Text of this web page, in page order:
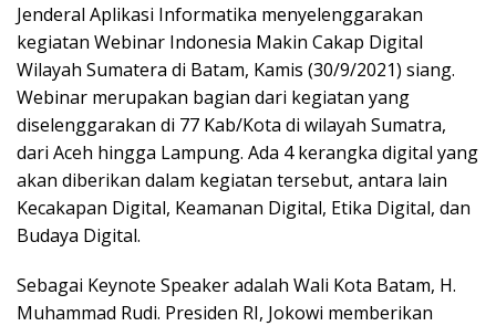
Jenderal Aplikasi Informatika menyelenggarakan
kegiatan Webinar Indonesia Makin Cakap Digital
Wilayah Sumatera di Batam, Kamis (30/9/2021) siang.
Webinar merupakan bagian dari kegiatan yang
diselenggarakan di 77 Kab/Kota di wilayah Sumatra,
dari Aceh hingga Lampung. Ada 4 kerangka digital yang
akan diberikan dalam kegiatan tersebut, antara lain
Kecakapan Digital, Keamanan Digital, Etika Digital, dan
Budaya Digital.
Sebagai Keynote Speaker adalah Wali Kota Batam, H.
Muhammad Rudi. Presiden RI, Jokowi memberikan